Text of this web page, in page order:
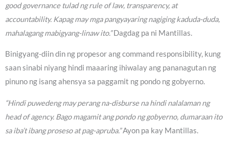
good governance tulad ng rule of law, transparency, at
accountability. Kapag may mga pangyayaring nagiging kaduda-duda,
mahalagang mabigyang-linaw ito.”Dagdag pa ni Mantillas.
Binigyang-diin din ng propesor ang command responsibility, kung
saan sinabi niyang hindi maaaring ihiwalay ang pananagutan ng
pinuno ng isang ahensya sa paggamit ng pondo ng gobyerno.
“Hindi puwedeng may perang na-disburse na hindi nalalaman ng
head of agency. Bago magamit ang pondo ng gobyerno, dumaraan ito
sa iba’t ibang proseso at pag-apruba.”Ayon pa kay Mantillas.